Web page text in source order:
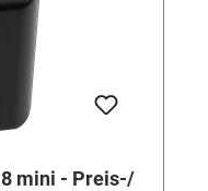
mini - Preis-/